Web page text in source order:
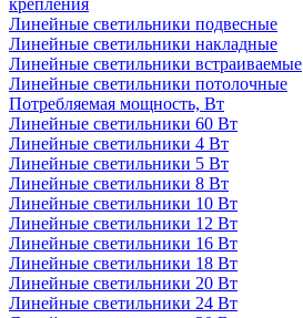
крепления
Линейные светильники подвесные
Линейные светильники накладные
Линейные светильники встраиваемые
Линейные светильники потолочные
Потребляемая мощность, Вт
Линейные светильники 60 Вт
Линейные светильники 4 Вт
Линейные светильники 5 Вт
Линейные светильники 8 Вт
Линейные светильники 10 Вт
Линейные светильники 12 Вт
Линейные светильники 16 Вт
Линейные светильники 18 Вт
Линейные светильники 20 Вт
Линейные светильники 24 Вт